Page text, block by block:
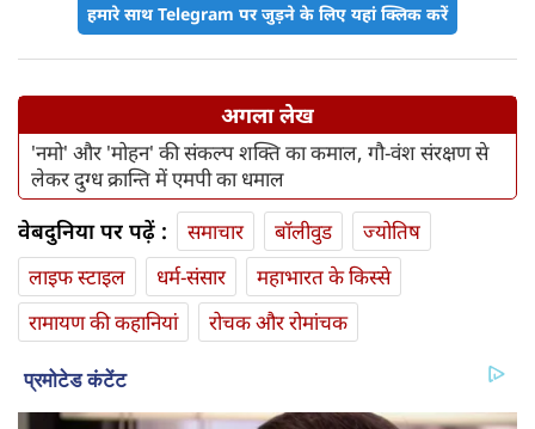
हमारे साथ Telegram पर जुड़ने के लिए यहां क्लिक करें
अगला लेख
'नमो' और 'मोहन' की संकल्प शक्ति का कमाल, गौ-वंश संरक्षण से
लेकर दुग्ध क्रान्ति में एमपी का धमाल
वेबदुनिया पर पढ़ें : समाचार बॉलीवुड
ज्योतिष
लाइफ स्‍टाइल
धर्म-संसार
महाभारत के किस्से
रामायण की कहानियां
रोचक और रोमांचक